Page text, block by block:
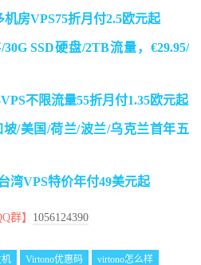
房VPS75折月付2.5欧元起
SSD硬盘/2TB流量，€29.95/
不限流量55折月付1.35欧元起
/美国/荷兰/波兰/乌克兰首年五
湾VPS特价年付49美元起
群】 1056124390
机 Virtono优惠码
virtono怎么样